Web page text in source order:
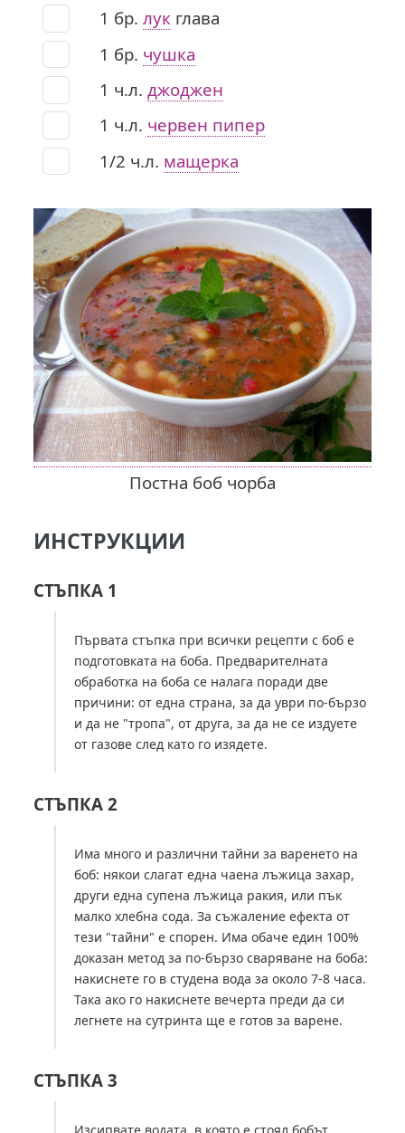
1 бр. лук глава
1 бр. чушка
1 ч.л. джоджен
1 ч.л. червен пипер
1/2 ч.л. мащерка
Постна боб чорба
ИНСТРУКЦИИ
СТЪПКА 1
Първата стъпка при всички рецепти с боб е
подготовката на боба. Предварителната
обработка на боба се налага поради две
причини: от една страна, за да уври по-бързо
и да не "тропа", от друга, за да не се издуете
от газове след като го изядете.
СТЪПКА 2
Има много и различни тайни за варенето на
боб: някои слагат една чаена лъжица захар,
други една супена лъжица ракия, или пък
малко хлебна сода. За съжаление ефекта от
тези "тайни" е спорен. Има обаче един 100%
доказан метод за по-бързо сваряване на боба:
накиснете го в студена вода за около 7-8 часа.
Така ако го накиснете вечерта преди да си
легнете на сутринта ще е готов за варене.
СТЪПКА 3